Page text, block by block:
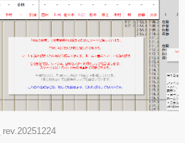
rev.20251224